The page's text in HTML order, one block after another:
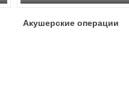
Акушерские операции